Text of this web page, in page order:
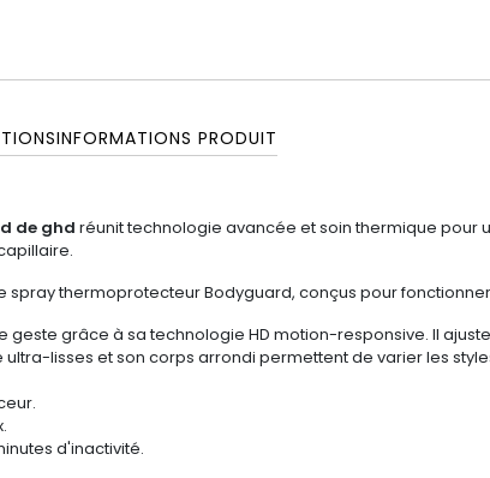
INFORMATIONS PRODUIT
de ghd réunit technologie avancée et soin thermique pour
spray thermoprotecteur Bodyguard, conçus pour
geste grâce à sa technologie HD motion-responsive. Il
lisses et son corps arrondi permettent de varier les
d'inactivité.